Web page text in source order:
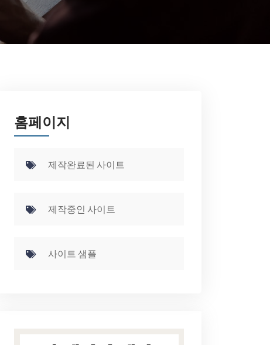
News Center
홈페이지
제작완료된 사이트
제작중인 사이트
사이트 샘플